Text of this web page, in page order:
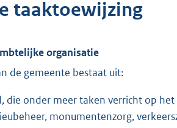
taaktoewijzing
organisatie
de gemeente bestaat uit:
die onder meer taken verricht op
monumentenzorg,